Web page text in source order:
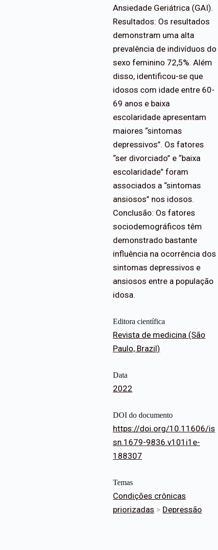
Ansiedade Geriátrica (GAI).
Resultados: Os resultados
demonstram uma alta
prevalência de indivíduos do
sexo feminino 72,5%. Além
disso, identificou-se que
idosos com idade entre 60-
69 anos e baixa
escolaridade apresentam
maiores “sintomas
depressivos”. Os fatores
“ser divorciado” e “baixa
escolaridade” foram
associados a “sintomas
ansiosos” nos idosos.
Conclusão: Os fatores
sociodemográficos têm
demonstrado bastante
influência na ocorrência dos
sintomas depressivos e
ansiosos entre a população
idosa.
Editora científica
Revista de medicina (São
Paulo, Brazil)
Data
2022
DOI do documento
https://doi.org/10.11606/is
sn.1679-9836.v101i1e-
188307
Temas
Condições crônicas
priorizadas > Depressão